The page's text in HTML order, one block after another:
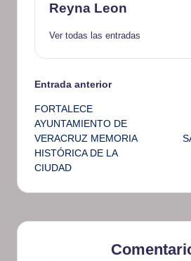
Reyna Leon
Ver todas las entradas
Navegación
de
entradas
Entrada anterior
FORTALECE
AYUNTAMIENTO DE
VERACRUZ MEMORIA
HISTÓRICA DE LA
CIUDAD